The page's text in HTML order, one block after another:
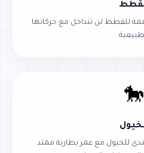
للقطط لن تتداخل مع حركاتها
🐎
للخيول مع عمر بطارية ممتد